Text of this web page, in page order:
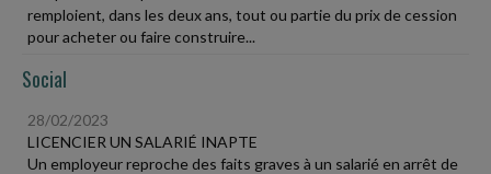
remploient, dans les deux ans, tout ou partie du prix de cession
pour acheter ou faire construire...
Social
28/02/2023
LICENCIER UN SALARIÉ INAPTE
Un employeur reproche des faits graves à un salarié en arrêt de